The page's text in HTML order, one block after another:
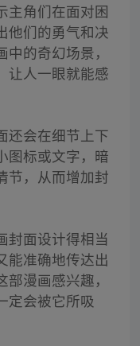
主角们在面对困
他们的勇气和决
的奇幻场景，
让人一眼就能感
还会在细节上下
图标或文字，暗
节，从而增加封
封面设计得相当
能准确地传达出
漫画感兴趣，
定会被它所吸